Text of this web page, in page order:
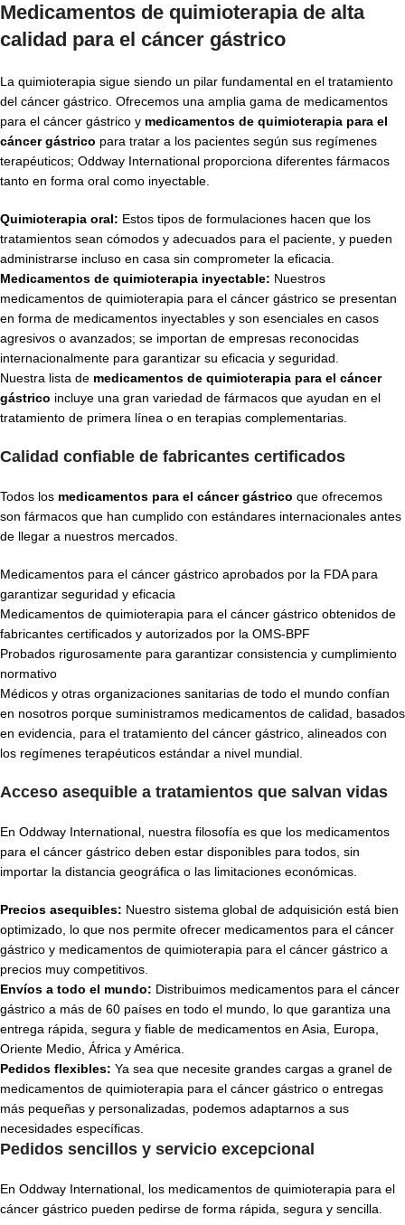
Medicamentos de quimioterapia de alta
calidad para el cáncer gástrico
La quimioterapia sigue siendo un pilar fundamental en el tratamiento
del cáncer gástrico. Ofrecemos una amplia gama de medicamentos
para el cáncer gástrico y medicamentos de quimioterapia para el
cáncer gástrico para tratar a los pacientes según sus regímenes
terapéuticos; Oddway International proporciona diferentes fármacos
tanto en forma oral como inyectable.
Quimioterapia oral: Estos tipos de formulaciones hacen que los
tratamientos sean cómodos y adecuados para el paciente, y pueden
administrarse incluso en casa sin comprometer la eficacia.
Medicamentos de quimioterapia inyectable: Nuestros
medicamentos de quimioterapia para el cáncer gástrico se presentan
en forma de medicamentos inyectables y son esenciales en casos
agresivos o avanzados; se importan de empresas reconocidas
internacionalmente para garantizar su eficacia y seguridad.
Nuestra lista de medicamentos de quimioterapia para el cáncer
gástrico incluye una gran variedad de fármacos que ayudan en el
tratamiento de primera línea o en terapias complementarias.
Calidad confiable de fabricantes certificados
Todos los medicamentos para el cáncer gástrico que ofrecemos
son fármacos que han cumplido con estándares internacionales antes
de llegar a nuestros mercados.
Medicamentos para el cáncer gástrico aprobados por la FDA para
garantizar seguridad y eficacia
Medicamentos de quimioterapia para el cáncer gástrico obtenidos de
fabricantes certificados y autorizados por la OMS-BPF
Probados rigurosamente para garantizar consistencia y cumplimiento
normativo
Médicos y otras organizaciones sanitarias de todo el mundo confían
en nosotros porque suministramos medicamentos de calidad, basados
en evidencia, para el tratamiento del cáncer gástrico, alineados con
los regímenes terapéuticos estándar a nivel mundial.
Acceso asequible a tratamientos que salvan vidas
En Oddway International, nuestra filosofía es que los medicamentos
para el cáncer gástrico deben estar disponibles para todos, sin
importar la distancia geográfica o las limitaciones económicas.
Precios asequibles: Nuestro sistema global de adquisición está bien
optimizado, lo que nos permite ofrecer medicamentos para el cáncer
gástrico y medicamentos de quimioterapia para el cáncer gástrico a
precios muy competitivos.
Envíos a todo el mundo: Distribuimos medicamentos para el cáncer
gástrico a más de 60 países en todo el mundo, lo que garantiza una
entrega rápida, segura y fiable de medicamentos en Asia, Europa,
Oriente Medio, África y América.
Pedidos flexibles: Ya sea que necesite grandes cargas a granel de
medicamentos de quimioterapia para el cáncer gástrico o entregas
más pequeñas y personalizadas, podemos adaptarnos a sus
necesidades específicas.
Pedidos sencillos y servicio excepcional
En Oddway International, los medicamentos de quimioterapia para el
cáncer gástrico pueden pedirse de forma rápida, segura y sencilla.